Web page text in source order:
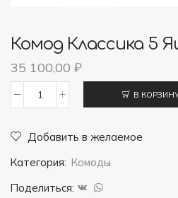
Комод Классика 5
35 100,00 ₽
Комод
Классика
5
В
Добавить в желаемое
Категория: Комоды
Поделиться: